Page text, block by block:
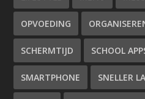
OPVOEDING
SCHERMTIJD SCHOOL
SMARTPHONE SNELLER